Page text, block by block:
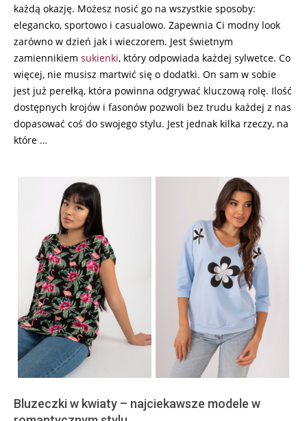
każdą okazję. Możesz nosić go na wszystkie sposoby:
elegancko, sportowo i casualowo. Zapewnia Ci modny look
zarówno w dzień jak i wieczorem. Jest świetnym
zamiennikiem sukienki, który odpowiada każdej sylwetce. Co
więcej, nie musisz martwić się o dodatki. On sam w sobie
jest już perełką, która powinna odgrywać kluczową rolę. Ilość
dostępnych krojów i fasonów pozwoli bez trudu każdej z nas
dopasować coś do swojego stylu. Jest jednak kilka rzeczy, na
które …
Bluzeczki w kwiaty – najciekawsze modele w